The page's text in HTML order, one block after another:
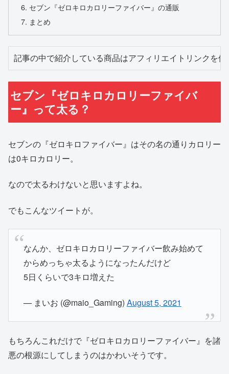
セブン『ゼロキロカロリーファイバー』の通販
まとめ
記事の中で紹介している商品はアフィリエイトリンクを
セブン『ゼロキロカロリーファイバ
ー』って太る？
セブンの『ゼロキロファイバー』はその名の通りカロリー
は0キロカロリー。
なので太るわけないと思いますよね。
でもこんなツイートが。
なんか、ゼロキロカロリーファイバー飲み始めて
からめっちゃ太るようになったんだけど
5日くらいで3キロ増えた
— まいお (@maio_Gaming) August 5, 2021
もちろんこれだけで『ゼロキロカロリーファイバー』を諸
悪の根源にしてしまうのはかわいそうです。